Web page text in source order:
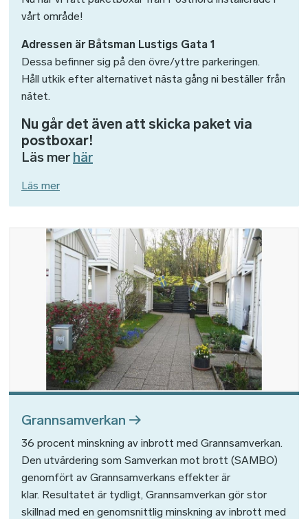
vårt område!
Adressen är Båtsman Lustigs Gata 1
Dessa befinner sig på den övre/yttre parkeringen.
Håll utkik efter alternativet nästa gång ni beställer från
nätet.
Nu går det även att skicka paket via
postboxar!
Läs mer här
Läs mer
Grannsamverkan
36 procent minskning av inbrott med Grannsamverkan.
Den utvärdering som Samverkan mot brott (SAMBO)
genomfört av Grannsamverkans effekter är
klar. Resultatet är tydligt, Grannsamverkan gör stor
skillnad med en genomsnittlig minskning av inbrott med